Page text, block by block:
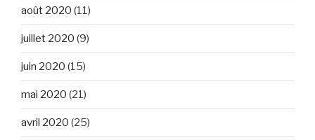
août 2020 (11)
juillet 2020 (9)
juin 2020 (15)
mai 2020 (21)
avril 2020 (25)